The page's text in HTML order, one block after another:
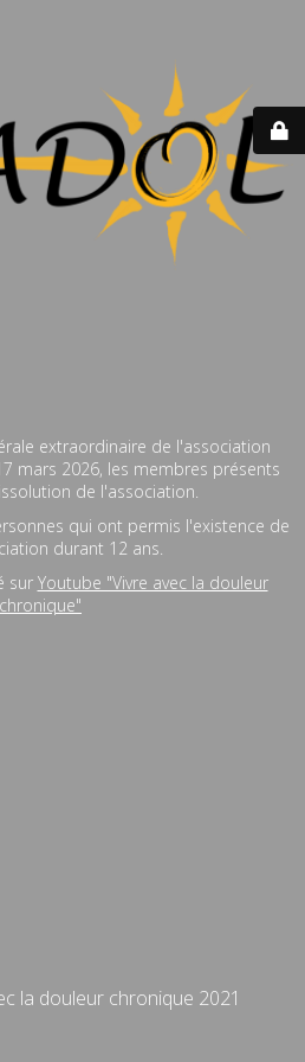
extraordinaire de l'association
mars 2026, les membres présents
de l'association.
qui ont permis l'existence de
durant 12 ans.
sur Youtube "Vivre avec la douleur
chronique"
la douleur chronique 2021